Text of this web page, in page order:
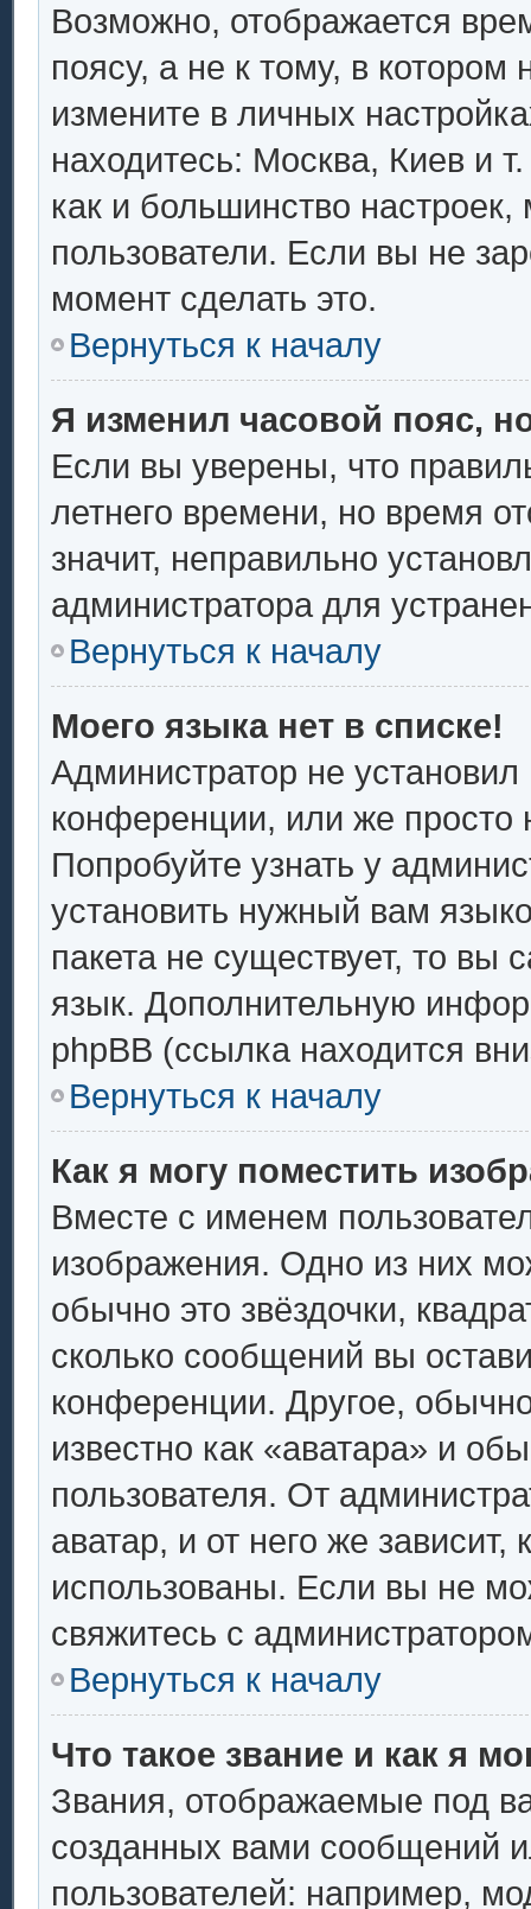
Возможно, отображается
поясу, а не к тому, в
измените в личных
находитесь: Москва, Киев и
как и большинство настроек,
пользователи. Если вы не
момент сделать это.
Вернуться к началу
Я изменил часовой пояс,
Если вы уверены, что
летнего времени, но время
значит, неправильно
администратора для
Вернуться к началу
Моего языка нет в списке!
Администратор не
конференции, или же просто
Попробуйте узнать у
установить нужный вам
пакета не существует, то вы
язык. Дополнительную
phpBB (ссылка находится
Вернуться к началу
Как я могу поместить
Вместе с именем
изображения. Одно из них
обычно это звёздочки,
сколько сообщений вы
конференции. Другое,
известно как «аватара» и
пользователя. От
аватар, и от него же
использованы. Если вы не
свяжитесь с
Вернуться к началу
Что такое звание и как я
Звания, отображаемые под
созданных вами сообщений
пользователей: например,